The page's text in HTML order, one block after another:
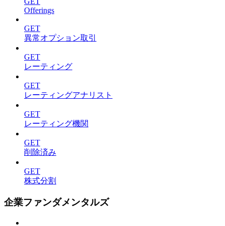
Offerings
GET
異常オプション取引
GET
レーティング
GET
レーティングアナリスト
GET
レーティング機関
GET
削除済み
GET
株式分割
企業ファンダメンタルズ